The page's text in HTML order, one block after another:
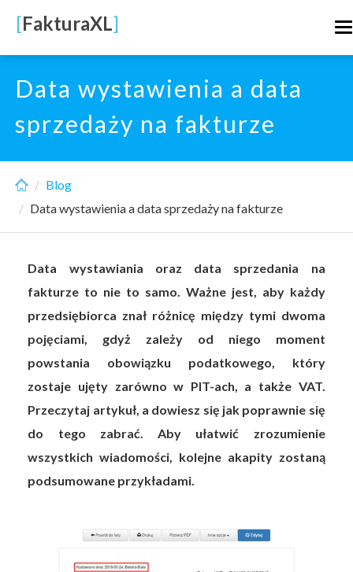
main
content
[FakturaXL]
Data wystawienia a data
sprzedaży na fakturze
Blog
Data wystawienia a data sprzedaży na fakturze
Data wystawiania oraz data sprzedania na
fakturze to nie to samo. Ważne jest, aby każdy
przedsiębiorca znał różnicę między tymi dwoma
pojęciami, gdyż zależy od niego moment
powstania obowiązku podatkowego, który
zostaje ujęty zarówno w PIT-ach, a także VAT.
Przeczytaj artykuł, a dowiesz się jak poprawnie się
do tego zabrać. Aby ułatwić zrozumienie
wszystkich wiadomości, kolejne akapity zostaną
podsumowane przykładami.